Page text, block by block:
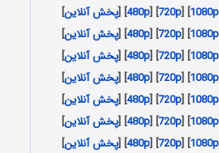
] [
720p
] [
480p
] [پخش آنلاین]
] [
720p
] [
480p
] [پخش آنلاین]
] [
720p
] [
480p
] [پخش آنلاین]
] [
720p
] [
480p
] [پخش آنلاین]
] [
720p
] [
480p
] [پخش آنلاین]
] [
720p
] [
480p
] [پخش آنلاین]
] [
720p
] [
480p
] [پخش آنلاین]